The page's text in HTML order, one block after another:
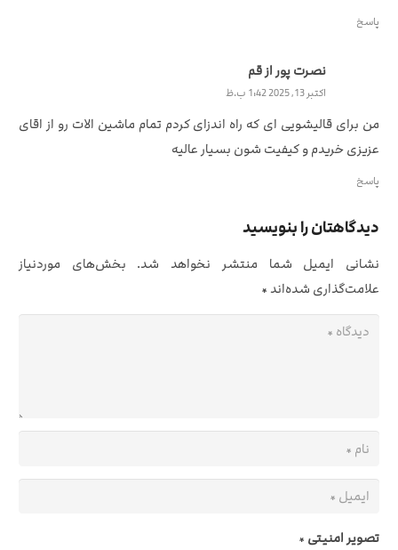
پاسخ
نصرت پور از قم
اکتبر 13, 2025 1:42 ب.ظ
من برای قالیشویی ای که راه اندزای کردم تمام ماشین الات رو از اقای
عزیزی خریدم و کیفیت شون بسیار عالیه
پاسخ
دیدگاهتان را بنویسید
نشانی ایمیل شما منتشر نخواهد شد.
بخش‌های موردنیاز
علامت‌گذاری شده‌اند*
تصویر امنیتی *